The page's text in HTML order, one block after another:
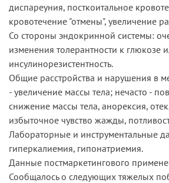
диспареуния, посткоитальное
кровотечение "отмены", увеличение
Со стороны эндокринной системы:
изменения толерантности к глюкозе
инсулинорезистентность.
Общие расстройства и нарушения в
- увеличение массы тела; нечасто -
снижение массы тела, анорексия,
избыточное чувство жажды,
Лабораторные и инструментальные
гиперкалиемия, гипонатриемия.
Данные постмаркетингового
Сообщалось о следующих тяжелых